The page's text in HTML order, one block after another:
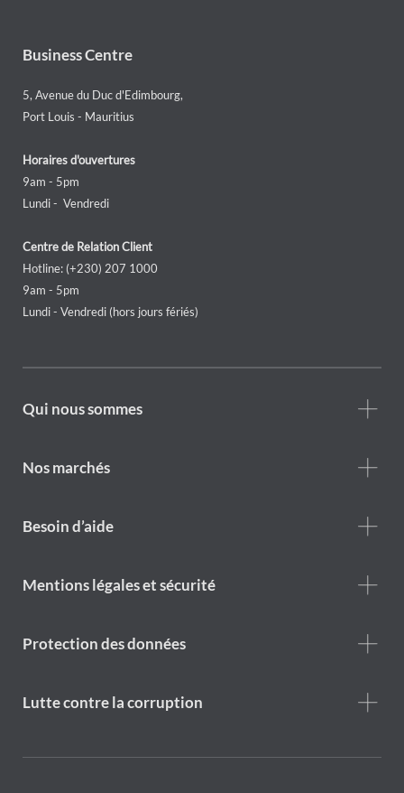
Business Centre
5, Avenue du Duc d'Edimbourg,
Port Louis - Mauritius
Horaires d'ouvertures
9am - 5pm
Lundi - Vendredi
Centre de Relation Client
Hotline: (+230) 207 1000
9am - 5pm
Lundi - Vendredi (hors jours fériés)
Footer
are
Qui nous sommes
Nos marchés
Footer
Besoin d’aide
Footer
Mentions légales et sécurité
Protection des données
Lutte contre la corruption